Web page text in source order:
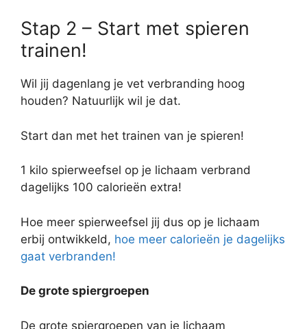
Stap 2 – Start met spieren
trainen!
Wil jij dagenlang je vet verbranding hoog
houden? Natuurlijk wil je dat.
Start dan met het trainen van je spieren!
1 kilo spierweefsel op je lichaam verbrand
dagelijks 100 calorieën extra!
Hoe meer spierweefsel jij dus op je lichaam
erbij ontwikkeld, hoe meer calorieën je dagelijks
gaat verbranden!
De grote spiergroepen
De grote spiergroepen van je lichaam